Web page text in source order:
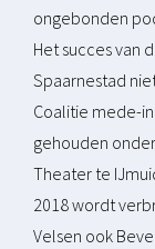
ongebonden
Het succes van
Spaarnestad
Coalitie mede-
gehouden
Theater te
2018 wordt
Velsen ook